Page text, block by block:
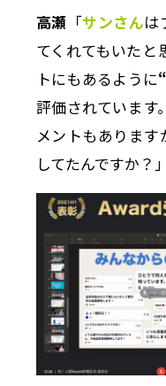
高瀬 「サンさんは
てくれてもいた
トにもあるように
評価されています。
メントもありま
してたんですか？」